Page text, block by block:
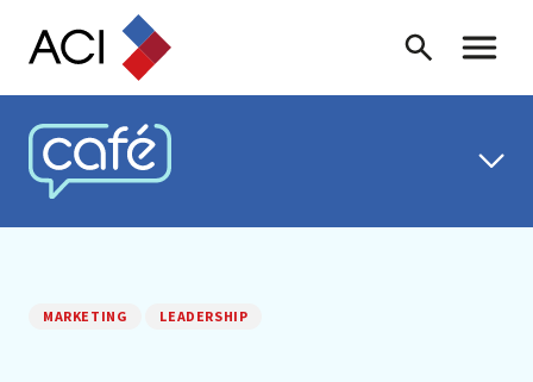
Skip to content
Recherche
Menu
CAFÉ ACI
MARKETING LEADERSHIP